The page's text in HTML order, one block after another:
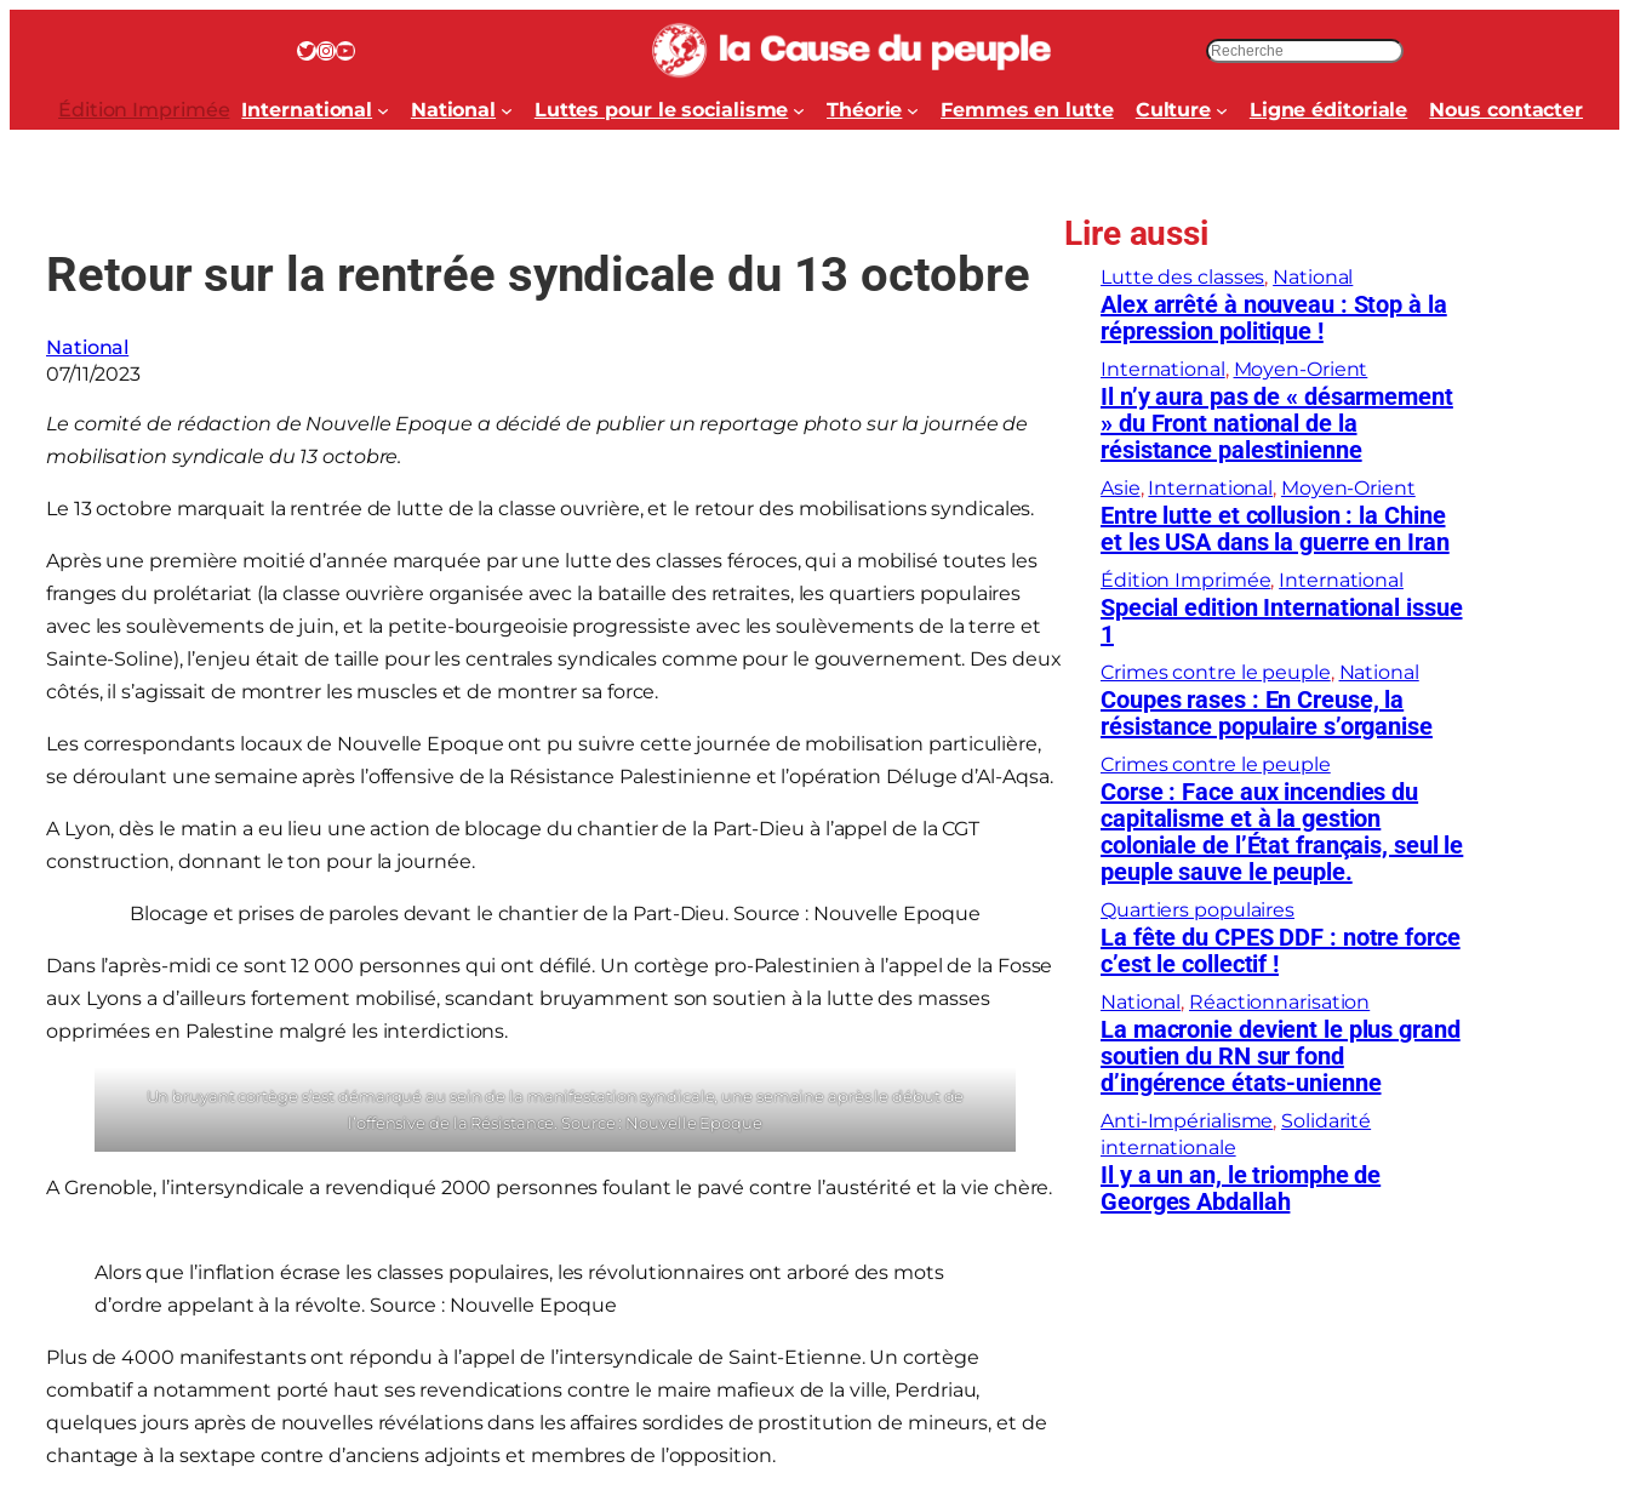
Twitter InstagramYouTube
c
h
h
r
Édition Imprimée International National Luttes pour le socialisme Théorie Femmes en lutte Culture Ligne éditoriale Nous contacter
Retour sur la rentrée syndicale du 13 octobre
National
07/11/2023
Le comité de rédaction de Nouvelle Epoque a décidé de publier un reportage photo sur la journée de
mobilisation syndicale du 13 octobre.
Le 13 octobre marquait la rentrée de lutte de la classe ouvrière, et le retour des mobilisations syndicales.
Après une première moitié d’année marquée par une lutte des classes féroces, qui a mobilisé toutes les
franges du prolétariat (la classe ouvrière organisée avec la bataille des retraites, les quartiers populaires
avec les soulèvements de juin, et la petite-bourgeoisie progressiste avec les soulèvements de la terre et
Sainte-Soline), l’enjeu était de taille pour les centrales syndicales comme pour le gouvernement. Des deux
côtés, il s’agissait de montrer les muscles et de montrer sa force.
Les correspondants locaux de Nouvelle Epoque ont pu suivre cette journée de mobilisation particulière,
se déroulant une semaine après l’offensive de la Résistance Palestinienne et l’opération Déluge d’Al-Aqsa.
A Lyon, dès le matin a eu lieu une action de blocage du chantier de la Part-Dieu à l’appel de la CGT
construction, donnant le ton pour la journée.
Blocage et prises de paroles devant le chantier de la Part-Dieu. Source : Nouvelle Epoque
Dans l’après-midi ce sont 12 000 personnes qui ont défilé. Un cortège pro-Palestinien à l’appel de la Fosse
aux Lyons a d’ailleurs fortement mobilisé, scandant bruyamment son soutien à la lutte des masses
opprimées en Palestine malgré les interdictions.
Un bruyant cortège s’est démarqué au sein de la manifestation syndicale, une semaine après le début de
l’offensive de la Résistance. Source : Nouvelle Epoque
A Grenoble, l’intersyndicale a revendiqué 2000 personnes foulant le pavé contre l’austérité et la vie chère.
Alors que l’inflation écrase les classes populaires, les révolutionnaires ont arboré des mots
d’ordre appelant à la révolte. Source : Nouvelle Epoque
Plus de 4000 manifestants ont répondu à l’appel de l’intersyndicale de Saint-Etienne. Un cortège
combatif a notamment porté haut ses revendications contre le maire mafieux de la ville, Perdriau,
quelques jours après de nouvelles révélations dans les affaires sordides de prostitution de mineurs, et de
chantage à la sextape contre d’anciens adjoints et membres de l’opposition.
Lire aussi
Lutte des classes, National
Alex arrêté à nouveau : Stop à la
répression politique !
International, Moyen-Orient
Il n’y aura pas de « désarmement
» du Front national de la
résistance palestinienne
Asie, International, Moyen-Orient
Entre lutte et collusion : la Chine
et les USA dans la guerre en Iran
Édition Imprimée, International
Special edition International issue
1
Crimes contre le peuple, National
Coupes rases : En Creuse, la
résistance populaire s’organise
Crimes contre le peuple
Corse : Face aux incendies du
capitalisme et à la gestion
coloniale de l’État français, seul le
peuple sauve le peuple.
Quartiers populaires
La fête du CPES DDF : notre force
c’est le collectif !
National, Réactionnarisation
La macronie devient le plus grand
soutien du RN sur fond
d’ingérence états-unienne
Anti-Impérialisme, Solidarité
internationale
Il y a un an, le triomphe de
Georges Abdallah